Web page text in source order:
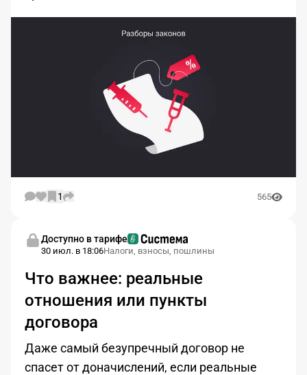
1 565
Доступно в тарифе
30 июл. в 18:06Налоги, взносы, пошлины
Что важнее: реальные
отношения или пункты
договора
Даже самый безупречный договор не
спасет от доначислений, если реальные